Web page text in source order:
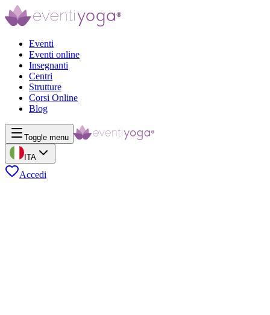
Eventi
Eventi online
Insegnanti
Centri
Strutture
Corsi Online
Blog
Toggle menu
ITA
Accedi